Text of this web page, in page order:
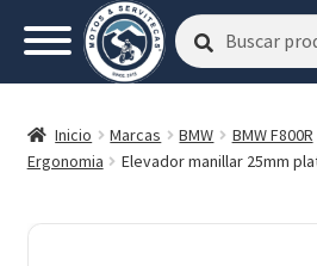
Buscar
por:
Buscar
Inicio Marcas BMW BMW F800R
Ergonomia
Elevador manillar 25mm